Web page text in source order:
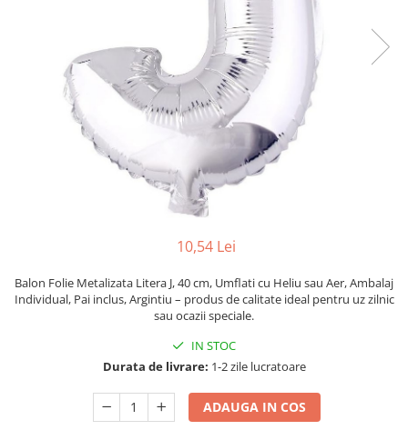
Ustensile pentru Bucătărie
Veselă pentru Masă
Articole pentru Casa si Curatenie
Accesorii Ingrijire Casa
Cutii depozitare
Maturi, Perii, Mopuri si Galeti
Perne Voiaj, Paturi si Textile
Produse ingrijire incaltaminte
Radiatoare si Seminee electrice
Tapet 3D Autoadeziv
Umidificatoare
Uscatoare si Standere Haine
10,54 Lei
Balon Folie Metalizata Litera J, 40 cm, Umflati cu Heliu sau Aer, Ambalaj
Individual, Pai inclus, Argintiu – produs de calitate ideal pentru uz zilnic
sau ocazii speciale.
IN STOC
Durata de livrare: 1-2 zile lucratoare
ADAUGA IN COS